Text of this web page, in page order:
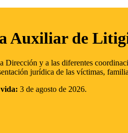
Auxiliar de
Dirección y a las diferentes
jurídica de las víctimas,
3 de agosto de 2026.